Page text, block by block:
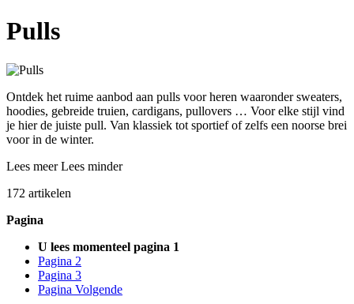
Pulls
Ontdek het ruime aanbod aan pulls voor heren waaronder sweaters,
hoodies, gebreide truien, cardigans, pullovers … Voor elke stijl vind
je hier de juiste pull. Van klassiek tot sportief of zelfs een noorse brei
voor in de winter.
Lees meer Lees minder
172 artikelen
Pagina
U lees momenteel pagina 1
Pagina 2
Pagina 3
Pagina Volgende